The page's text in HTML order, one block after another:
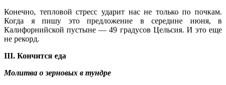
Конечно, тепловой стресс ударит нас не только по почкам.
Когда я пишу это предложение в середине июня, в
Калифорнийской пустыне — 49 градусов Цельсия. И это еще
не рекорд.
III. Кончится еда
Молитва о зерновых в тундре